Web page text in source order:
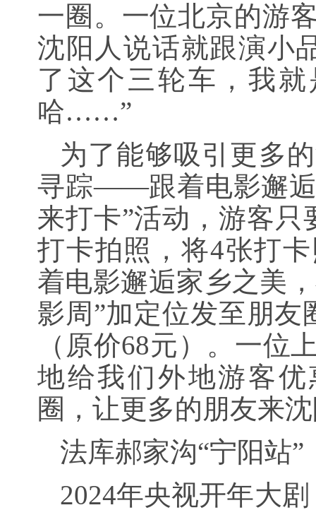
一圈。一位北京的游
沈阳人说话就跟演小
了这个三轮车，我
哈……”
为了能够吸引更多
寻踪——跟着电影邂
来打卡”活动，游客
打卡拍照，将4张打
着电影邂逅家乡之美
影周”加定位发至朋友
（原价68元）。一位
地给我们外地游客
圈，让更多的朋友来
法库郝家沟“宁阳站
2024年央视开年大